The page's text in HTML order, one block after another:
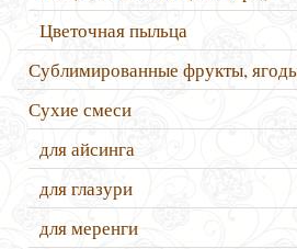
Цветочная пыльца
Сублимированные фрукты,
Сухие смеси
для айсинга
для глазури
для меренги